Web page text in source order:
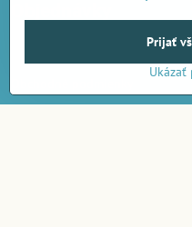
Prijať